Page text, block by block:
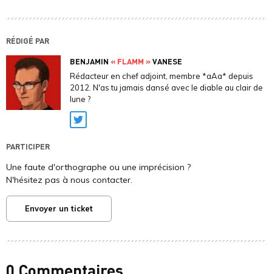
RÉDIGÉ PAR
BENJAMIN « FLAMM »VANESE
Rédacteur en chef adjoint, membre *aAa* depuis
2012. N'as tu jamais dansé avec le diable au clair de
lune ?
Twitter
PARTICIPER
Une faute d'orthographe ou une imprécision ?
N'hésitez pas à nous contacter.
Envoyer un ticket